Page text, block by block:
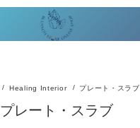
Healing Interior プレート・スラブ
プレート・スラブ